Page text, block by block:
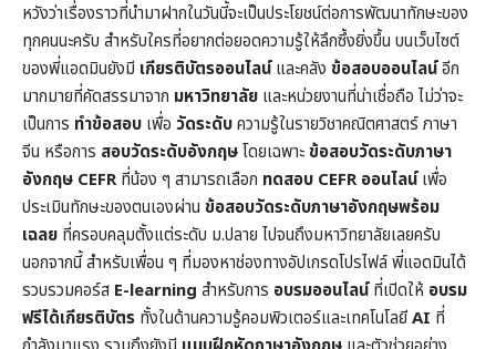
หวังว่าเรื่องราวที่นำมาฝากในวันนี้จะเป็นประโยชน์ต่อการพัฒนาทักษะของ
ทุกคนนะครับ สำหรับใครที่อยากต่อยอดความรู้ให้ลึกซึ้งยิ่งขึ้น บนเว็บไซต์
ของพี่แอดมินยังมี เกียรติบัตรออนไลน์และคลัง ข้อสอบออนไลน์อีก
มากมายที่คัดสรรมาจาก มหาวิทยาลัย และหน่วยงานที่น่าเชื่อถือ ไม่ว่าจะ
เป็นการ ทำข้อสอบ เพื่อ วัดระดับความรู้ในรายวิชาคณิตศาสตร์ภาษา
จีน หรือการ สอบวัดระดับอังกฤษโดยเฉพาะข้อสอบวัดระดับภาษา
อังกฤษ CEFRที่น้อง ๆ สามารถเลือก ทดสอบ CEFR ออนไลน์เพื่อ
ประเมินทักษะของตนเองผ่าน ข้อสอบวัดระดับภาษาอังกฤษพร้อม
เฉลย ที่ครอบคลุมตั้งแต่ระดับ ม.ปลาย ไปจนถึงมหาวิทยาลัยเลยครับ
นอกจากนี้ สำหรับเพื่อน ๆ ที่มองหาช่องทางอัปเกรดโปรไฟล์ พี่แอดมินได้
รวบรวมคอร์ส E-learning สำหรับการ อบรมออนไลน์ที่เปิดให้ อบรม
ฟรีได้เกียรติบัตร ทั้งในด้านความรู้คอมพิวเตอร์และเทคโนโลยีAI ที่